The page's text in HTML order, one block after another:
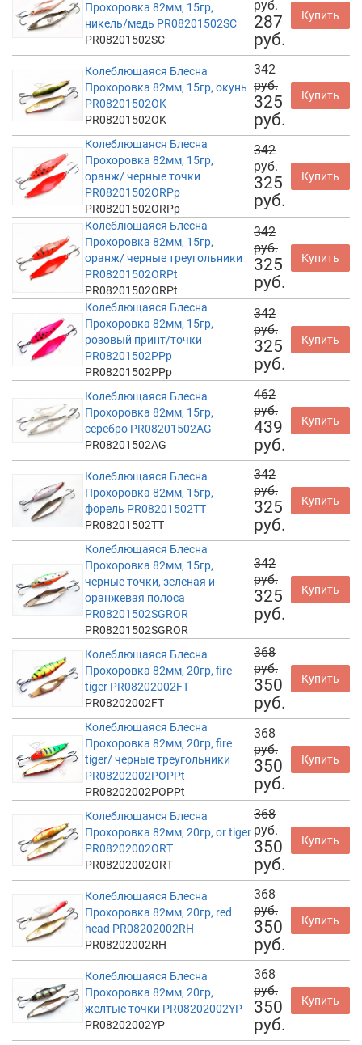
Прохоровка 82мм, 15гр,
никель/медь PR08201502SC
PR08201502SC
руб.
287
руб.
Купить
Колеблющаяся Блесна
Прохоровка 82мм, 15гр, окунь
PR08201502OK
PR08201502OK
342
руб.
325
руб.
Купить
Колеблющаяся Блесна
Прохоровка 82мм, 15гр,
оранж/ черные точки
PR08201502ORPp
PR08201502ORPp
342
руб.
325
руб.
Купить
Колеблющаяся Блесна
Прохоровка 82мм, 15гр,
оранж/ черные треугольники
PR08201502ORPt
PR08201502ORPt
342
руб.
325
руб.
Купить
Колеблющаяся Блесна
Прохоровка 82мм, 15гр,
розовый принт/точки
PR08201502PPp
PR08201502PPp
342
руб.
325
руб.
Купить
Колеблющаяся Блесна
Прохоровка 82мм, 15гр,
серебро PR08201502AG
PR08201502AG
462
руб.
439
руб.
Купить
Колеблющаяся Блесна
Прохоровка 82мм, 15гр,
форель PR08201502TT
PR08201502TT
342
руб.
325
руб.
Купить
Колеблющаяся Блесна
Прохоровка 82мм, 15гр,
черные точки, зеленая и
оранжевая полоса
PR08201502SGROR
PR08201502SGROR
342
руб.
325
руб.
Купить
Колеблющаяся Блесна
Прохоровка 82мм, 20гр, fire
tiger PR08202002FT
PR08202002FT
368
руб.
350
руб.
Купить
Колеблющаяся Блесна
Прохоровка 82мм, 20гр, fire
tiger/ черные треугольники
PR08202002POPPt
PR08202002POPPt
368
руб.
350
руб.
Купить
Колеблющаяся Блесна
Прохоровка 82мм, 20гр, or tiger
PR08202002ORT
PR08202002ORT
368
руб.
350
руб.
Купить
Колеблющаяся Блесна
Прохоровка 82мм, 20гр, red
head PR08202002RH
PR08202002RH
368
руб.
350
руб.
Купить
Колеблющаяся Блесна
Прохоровка 82мм, 20гр,
желтые точки PR08202002YP
PR08202002YP
368
руб.
350
руб.
Купить